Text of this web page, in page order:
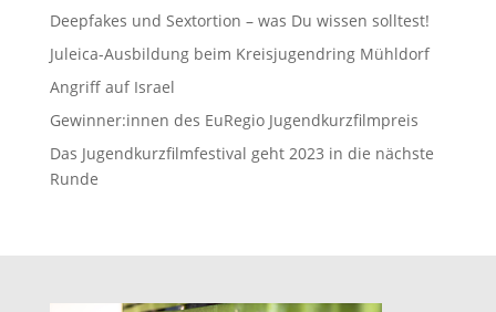
Deepfakes und Sextortion – was Du wissen solltest!
Juleica-Ausbildung beim Kreisjugendring Mühldorf
Angriff auf Israel
Gewinner:innen des EuRegio Jugendkurzfilmpreis
Das Jugendkurzfilmfestival geht 2023 in die nächste
Runde